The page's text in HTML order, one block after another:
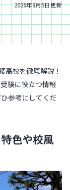
2026年8月5日更新
高校を徹底解説！
験に役立つ情報
参考にしてくだ
色や校風